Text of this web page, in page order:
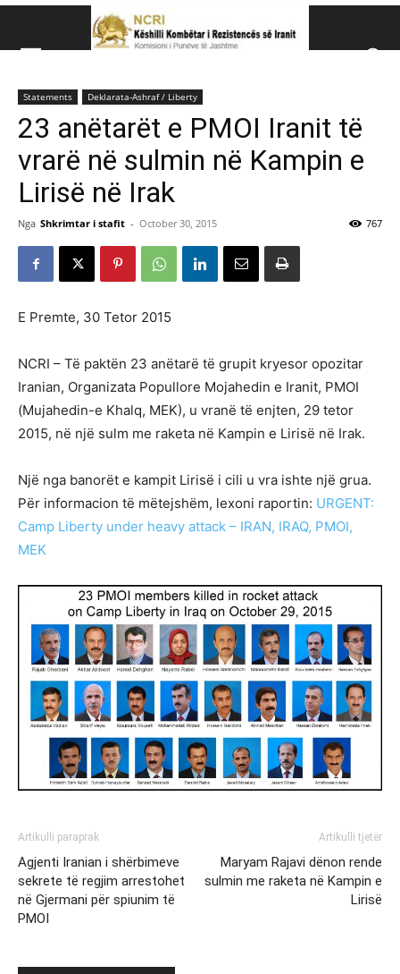
Këshillit Kombëtar të Rezistencës së Iranit (NCRI)
Statements Deklarata-Ashraf / Liberty
23 anëtarët e PMOI Iranit të
vrarë në sulmin në Kampin e
Lirisë në Irak
Nga Shkrimtar i stafit - October 30, 2015 767
E Premte, 30 Tetor 2015
NCRI – Të paktën 23 anëtarë të grupit kryesor opozitar
Iranian, Organizata Popullore Mojahedin e Iranit, PMOI
(Mujahedin-e Khalq, MEK), u vranë të enjten, 29 tetor
2015, në një sulm me raketa në Kampin e Lirisë në Irak.
Një nga banorët e kampit Lirisë i cili u vra ishte një grua.
Për informacion të mëtejshëm, lexoni raportin: URGENT:
Camp Liberty under heavy attack – IRAN, IRAQ, PMOI,
MEK
Artikulli paraprak
Agjenti Iranian i shërbimeve
sekrete të regjim arrestohet
në Gjermani për spiunim të
PMOI
Artikulli tjetër
Maryam Rajavi dënon rende
sulmin me raketa në Kampin e
Lirisë